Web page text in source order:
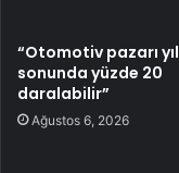
“Otomotiv pazarı yıl
sonunda yüzde 20
daralabilir”
Ağustos 6, 2026